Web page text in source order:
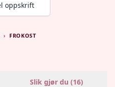
oppskrift
› FROKOST
Slik gjør du (16)